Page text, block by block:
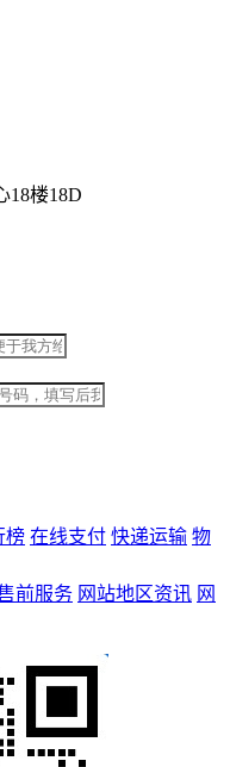
18楼18D
榜 在线支付 快递运输 物
前服务 网站地区资讯 网